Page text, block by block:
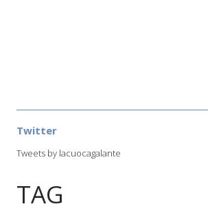
Twitter
Tweets by lacuocagalante
TAG